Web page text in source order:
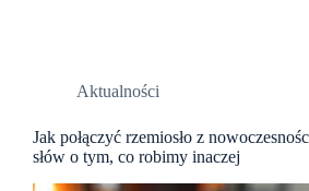
Aktualności
Jak połączyć rzemiosło z
słów o tym, co robimy inaczej